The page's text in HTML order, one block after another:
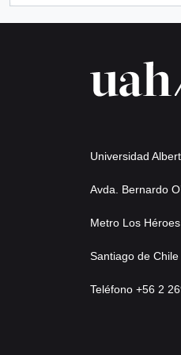
Universidad
Avda. Bernardo
Metro Los Héroes
Santiago de Chile
Teléfono +56 2